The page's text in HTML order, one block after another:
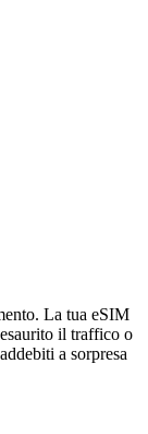
La tua eSIM
il traffico o
a sorpresa